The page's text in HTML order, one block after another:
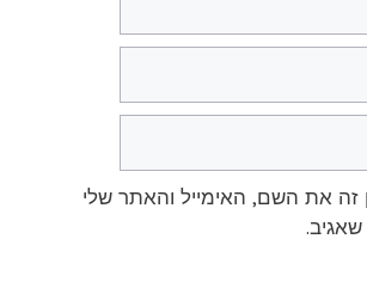
זה את השם, האימייל והאתר שלי